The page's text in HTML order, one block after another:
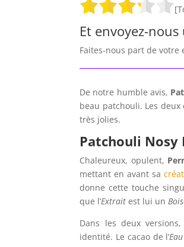
Et envoyez-
Faites-nous part de
De notre humble avis,
beau patchouli. Les
très jolies.
Patchouli Nosy
Chaleureux, opulent,
mettant en avant sa
donne cette touche
que l’Extrait est lui un
Dans les deux
identité. Le cacao de l’